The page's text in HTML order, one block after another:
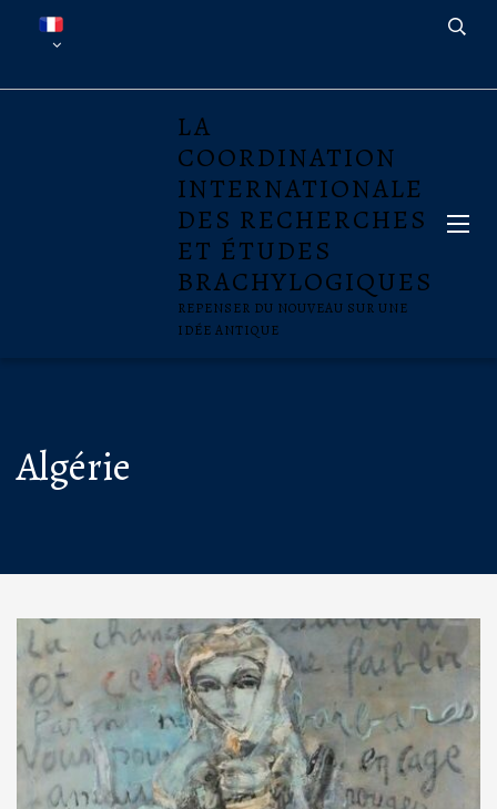
LA
COORDINATION
INTERNATIONALE
DES RECHERCHES
ET ÉTUDES
BRACHYLOGIQUES
REPENSER DU NOUVEAU SUR UNE
IDÉE ANTIQUE
Algérie